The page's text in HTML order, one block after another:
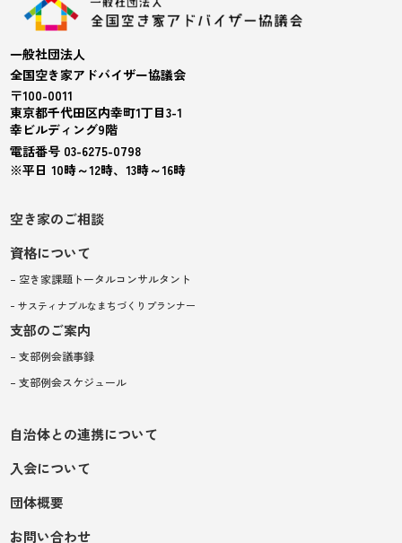
一般社団法人
全国空き家アドバイザー協議会
〒100-0011
東京都千代田区内幸町1丁目3-1
幸ビルディング9階
電話番号 03-6275-0798
※平日 10時～12時、13時～16時
空き家のご相談
資格について
– 空き家課題トータルコンサルタント
– サスティナブルなまちづくりプランナー
支部のご案内
– 支部例会議事録
– 支部例会スケジュール
自治体との連携について
入会について
団体概要
お問い合わせ